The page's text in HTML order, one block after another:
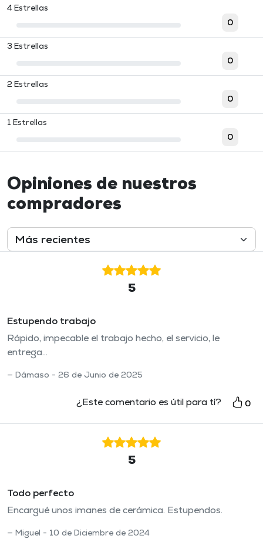
4 Estrellas
0
3 Estrellas
0
2 Estrellas
0
1 Estrellas
0
Opiniones de nuestros
compradores
5
Estupendo trabajo
Rápido, impecable el trabajo hecho, el servicio, le
entrega...
Dámaso - 26 de Junio de 2025
¿Este comentario es útil para tí? 0
5
Todo perfecto
Encargué unos imanes de cerámica. Estupendos.
Miguel - 10 de Diciembre de 2024